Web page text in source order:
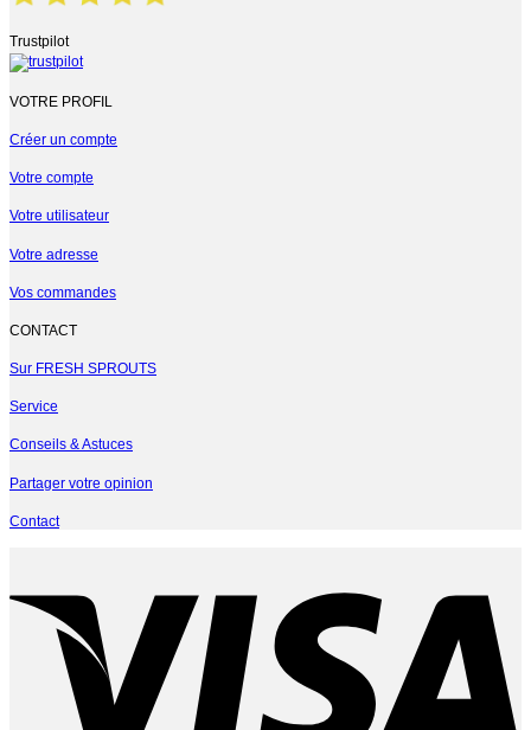
Trustpilot
VOTRE PROFIL
Créer un compte
Votre compte
Votre utilisateur
Votre adresse
Vos commandes
CONTACT
Sur FRESH SPROUTS
Service
Conseils & Astuces
Partager votre opinion
Contact